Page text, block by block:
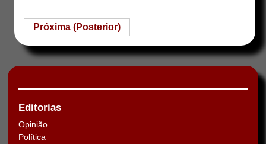
Próxima (Posterior)
Editorias
Opinião
Política